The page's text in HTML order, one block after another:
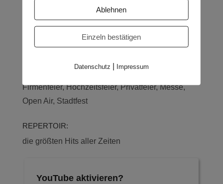
den Weltmeeren unterwegs und begeistern die
Gäste der Mein Schiff Flotte regelmäßig auf
Routen im Mittelmeer, dem Orient oder der Karibik.
Firmenfeier, Hochzeitsfeier, Privatfeier, Messe,
Open Air, Stadtfest
REPERTOIR:
die größten Hits aller Zeiten
YouTube aktivieren?
Ablehnen
Einzeln bestätigen
Datenschutz | Impressum